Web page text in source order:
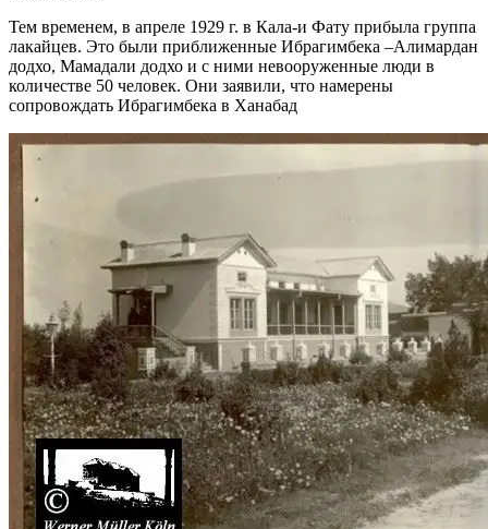
Тем временем, в апреле 1929 г. в Кала-и Фату прибыла группа
лакайцев. Это были приближенные Ибрагимбека –Алимардан
додхо, Мамадали додхо и с ними невооруженные люди в
количестве 50 человек. Они заявили, что намерены
сопровождать Ибрагимбека в Ханабад